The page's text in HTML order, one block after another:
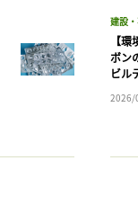
建設
【
ボン
ビル
2026/